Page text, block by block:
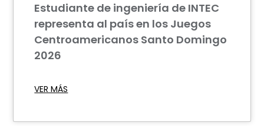
Estudiante de ingeniería de INTEC
representa al país en los Juegos
Centroamericanos Santo Domingo
2026
VER MÁS